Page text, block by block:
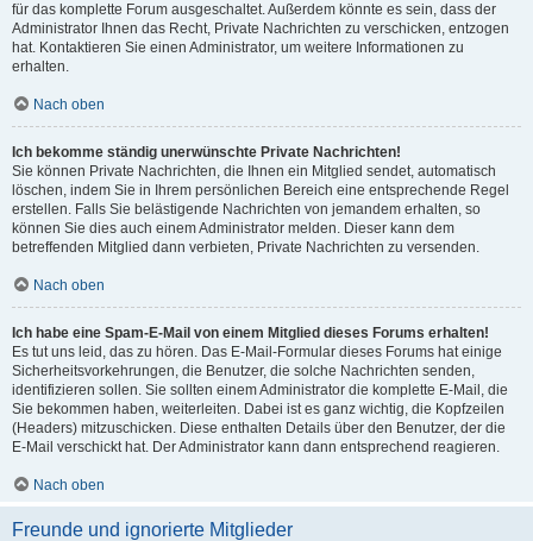
für das komplette Forum ausgeschaltet. Außerdem könnte es sein, dass der
Administrator Ihnen das Recht, Private Nachrichten zu verschicken, entzogen
hat. Kontaktieren Sie einen Administrator, um weitere Informationen zu
erhalten.
Nach oben
Ich bekomme ständig unerwünschte Private Nachrichten!
Sie können Private Nachrichten, die Ihnen ein Mitglied sendet, automatisch
löschen, indem Sie in Ihrem persönlichen Bereich eine entsprechende Regel
erstellen. Falls Sie belästigende Nachrichten von jemandem erhalten, so
können Sie dies auch einem Administrator melden. Dieser kann dem
betreffenden Mitglied dann verbieten, Private Nachrichten zu versenden.
Nach oben
Ich habe eine Spam-E-Mail von einem Mitglied dieses Forums erhalten!
Es tut uns leid, das zu hören. Das E-Mail-Formular dieses Forums hat einige
Sicherheitsvorkehrungen, die Benutzer, die solche Nachrichten senden,
identifizieren sollen. Sie sollten einem Administrator die komplette E-Mail, die
Sie bekommen haben, weiterleiten. Dabei ist es ganz wichtig, die Kopfzeilen
(Headers) mitzuschicken. Diese enthalten Details über den Benutzer, der die
E-Mail verschickt hat. Der Administrator kann dann entsprechend reagieren.
Nach oben
Freunde und ignorierte Mitglieder